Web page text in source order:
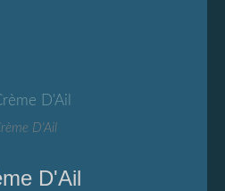
D'Ail
D'Ail